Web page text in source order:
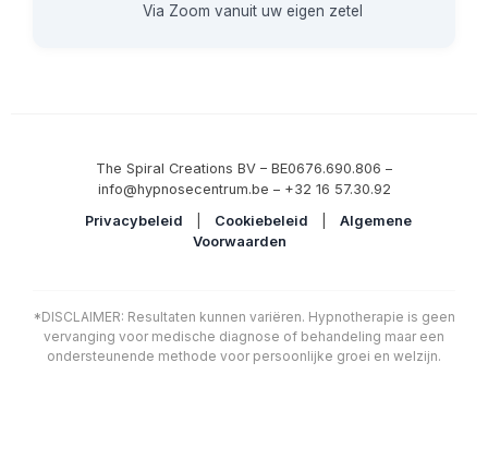
Via Zoom vanuit uw eigen zetel
The Spiral Creations BV – BE0676.690.806 –
info@hypnosecentrum.be – +32 16 57.30.92
Privacybeleid
Cookiebeleid
Algemene
Voorwaarden
*DISCLAIMER: Resultaten kunnen variëren. Hypnotherapie is geen
vervanging voor medische diagnose of behandeling maar een
ondersteunende methode voor persoonlijke groei en welzijn.